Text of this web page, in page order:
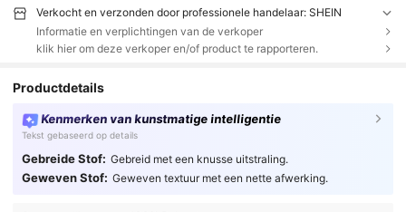
Verkocht en verzonden door professionele handelaar: SHEIN
Informatie en verplichtingen van de verkoper
klik hier om deze verkoper en/of product te rapporteren.
Productdetails
Kenmerken van kunstmatige intelligentie
Tekst gebaseerd op details
Gebreide Stof: Gebreid met een knusse uitstraling.
Geweven Stof: Geweven textuur met een nette afwerking.